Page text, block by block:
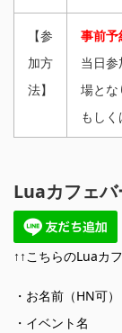
【参
加方
法】
事前予
当日
場とな
もし
Luaカフェ
↑↑こちらのLuaカ
・お名前（HN可）
・イベント名